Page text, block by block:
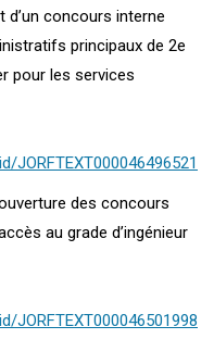
d’un concours interne
principaux de 2e
pour les services
des concours
au grade d’ingénieur